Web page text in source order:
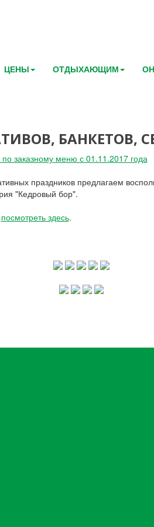
ЦЕНЫ ОТДЫХАЮЩИМ
БАНКЕТОВ,
заказному меню с 01.11.2017 года
праздников предлагаем
"Кедровый бор".
посмотреть здесь.